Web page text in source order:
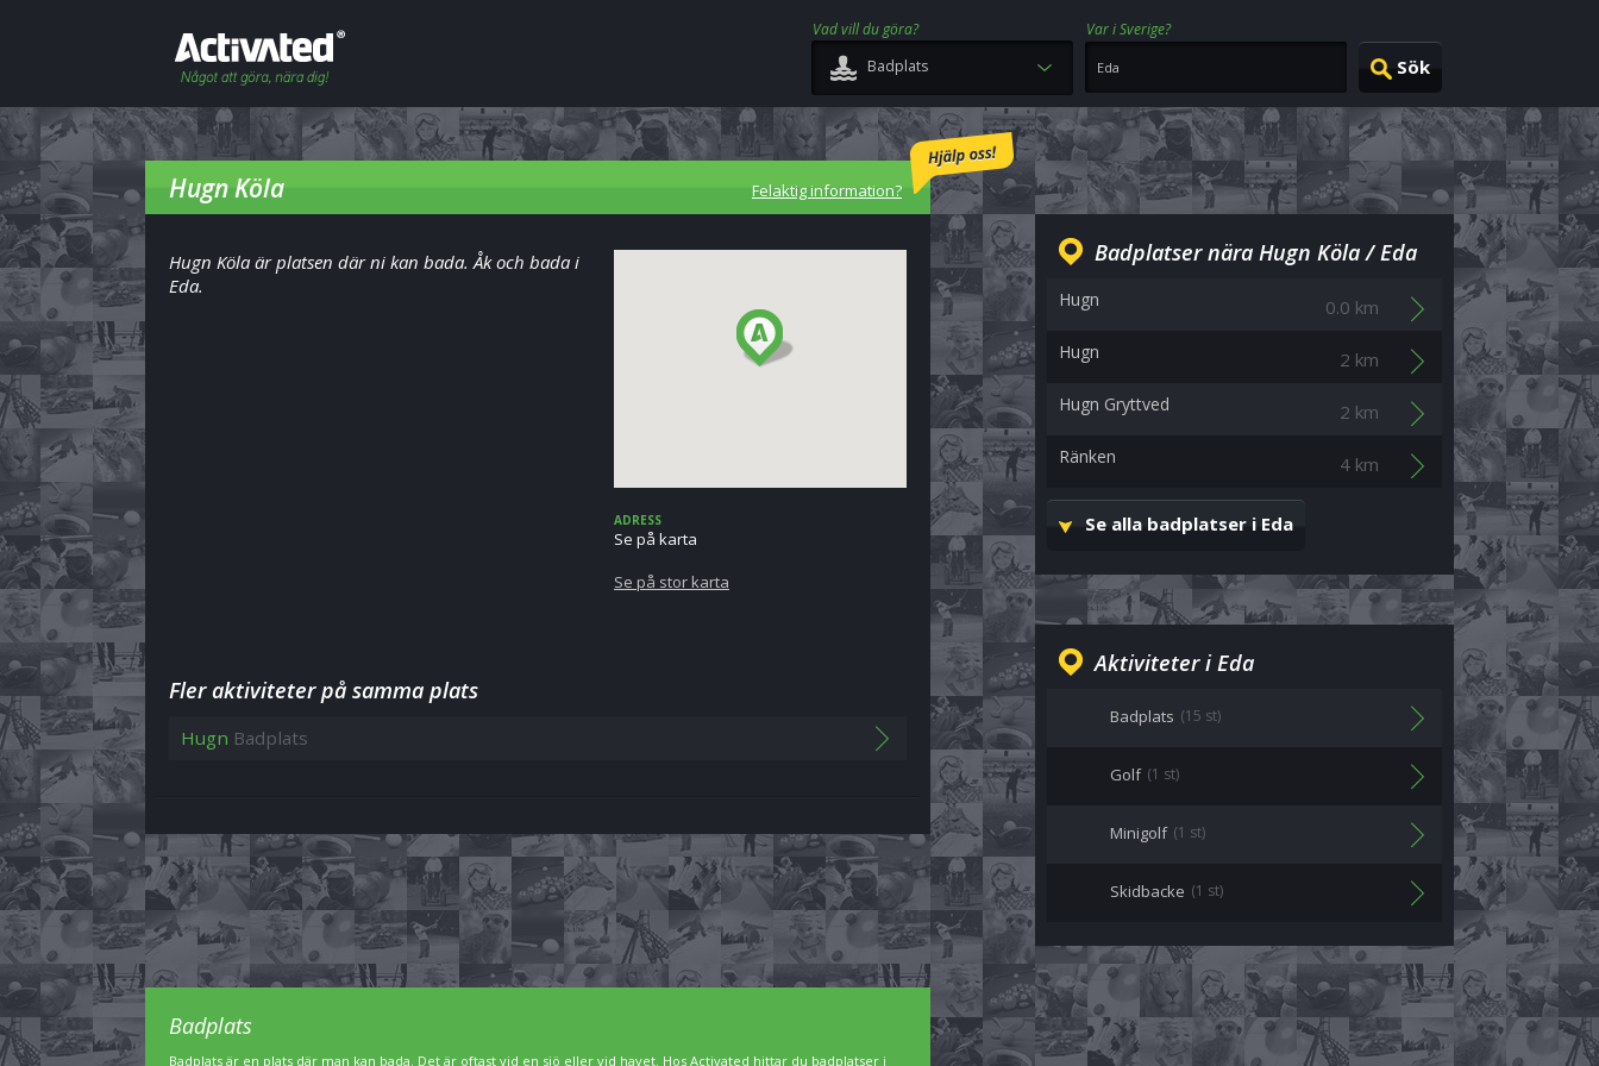
Vad vill du göra?
Var i Sverige?
Badplats
Hugn Köla Felaktig information?
Hugn Köla är platsen där ni kan bada. Åk och bada i
Eda.
ADRESS
Se på karta
Se på stor karta
Fler aktiviteter på samma plats
Hugn Badplats
Badplatser nära Hugn Köla / Eda
Hugn 0.0 km
Hugn 2 km
Hugn Gryttved 2 km
Ränken 4 km
Se alla badplatser i Eda
Aktiviteter i Eda
Badplats (15 st)
Golf (1 st)
Minigolf (1 st)
Skidbacke (1 st)
Badplats
Badplats är en plats där man kan bada. Det är oftast vid en sjö eller vid havet. Hos Activated hittar du badplatser i